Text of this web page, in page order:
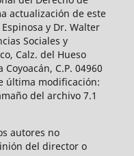
actualización de este
y Dr. Walter
Sociales y
Calz. del Hueso
C.P. 04960
última modificación:
del archivo 7.1
autores no
del director o